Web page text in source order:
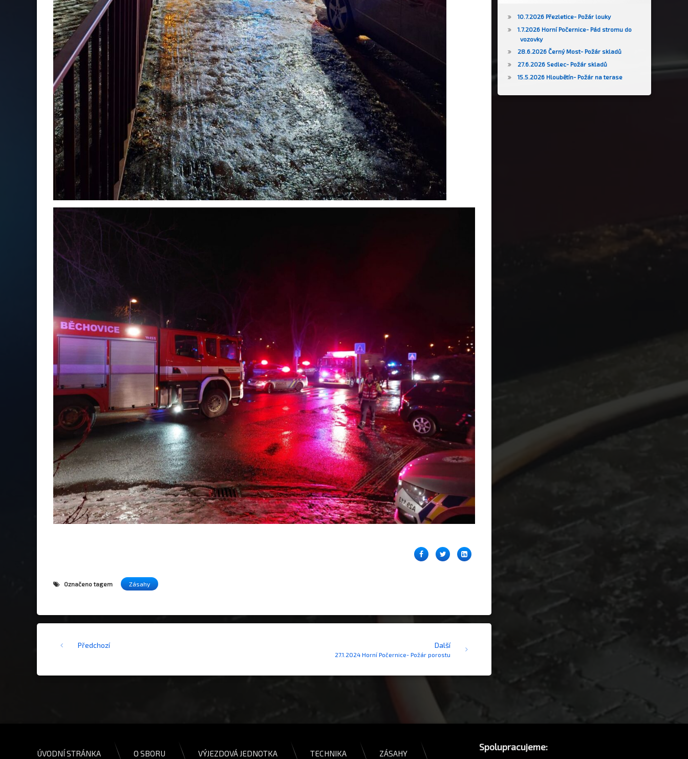
FacebookTwitterLinkedIn
Označeno tagem Zásahy
Čtěte dálPředchozí Další
27.1.2024 Horní Počernice- Požár porostu
10.7.2026 Přezletice- Požár louky
1.7.2026 Horní Počernice- Pád stromu do
vozovky
28.6.2026 Černý Most- Požár skladů
27.6.2026 Sedlec- Požár skladů
15.5.2026 Hloubětín- Požár na terase
ÚVODNÍ STRÁNKA O SBORU VÝJEZDOVÁ JEDNOTKA TECHNIKA ZÁSAHY
Spolupracujeme: